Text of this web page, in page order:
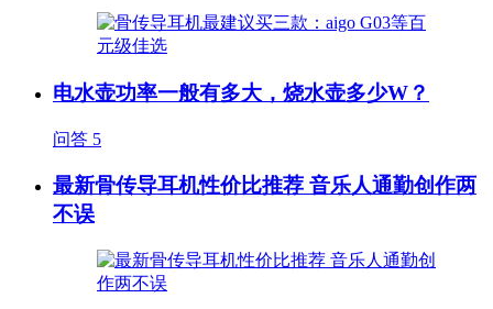
电水壶功率一般有多大，烧水壶多少W？
问答 5
最新骨传导耳机性价比推荐 音乐人通勤创作两
不误